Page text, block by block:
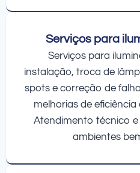
Serviços para
Serviços para
instalação, troca de
spots e correção de
melhorias de
Atendimento técnico
ambientes